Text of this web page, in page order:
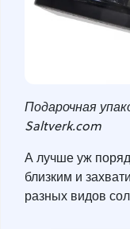
Подарочная
Saltverk.com
А лучше уж
близким и
разных видов